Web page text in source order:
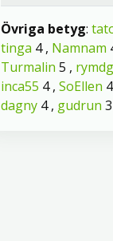
Övriga betyg:
tinga 4 , Namnam
Turmalin 5 ,
inca55 4 , SoEllen
dagny 4 , gudrun